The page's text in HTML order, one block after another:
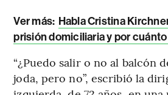
Ver más: Habla Cristina
prisión domiciliaria y por
“¿Puedo salir o no al balcón
joda, pero no”, escribió la